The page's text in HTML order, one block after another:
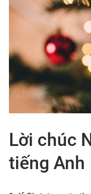
Lời chúc
tiếng Anh